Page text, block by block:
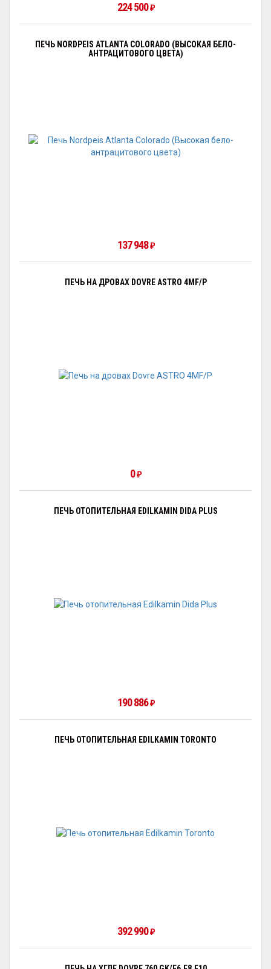
224 500₽
ПЕЧЬ NORDPEIS ATLANTA COLORADO (ВЫСОКАЯ БЕЛО-
АНТРАЦИТОВОГО ЦВЕТА)
137 948₽
ПЕЧЬ НА ДРОВАХ DOVRE ASTRO 4MF/P
0₽
ПЕЧЬ ОТОПИТЕЛЬНАЯ EDILKAMIN DIDA PLUS
190 886₽
ПЕЧЬ ОТОПИТЕЛЬНАЯ EDILKAMIN TORONTO
392 990₽